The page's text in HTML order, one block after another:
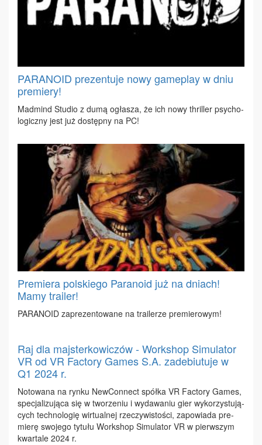
PARANOID prezentuje nowy gameplay w dniu
premiery!
Mad­mind Stu­dio z du­mą ogła­sza, że ich no­wy thril­ler psy­cho­
lo­gicz­ny jest już do­stęp­ny na PC!
Premiera polskiego Paranoid już na dniach!
Mamy trailer!
PA­RA­NO­ID za­pre­zen­to­wa­ne na tra­ile­rze pre­mie­ro­wym!
Raj dla majsterkowiczów - Workshop Simulator
VR od VR Factory Games S.A. zadebiutuje w
Q1 2024 r.
No­to­wa­na na ryn­ku New­Con­nect spół­ka VR Fac­to­ry Ga­mes,
spe­cja­li­zu­ją­ca się w two­rze­niu i wy­da­wa­niu gier wy­ko­rzy­stu­ją­
cych tech­no­lo­gię wir­tu­al­nej rze­czy­wi­sto­ści, za­po­wia­da pre­
mie­rę swo­je­go ty­tu­łu Work­shop Si­mu­la­tor VR w pierw­szym
kwar­ta­le 2024 r.